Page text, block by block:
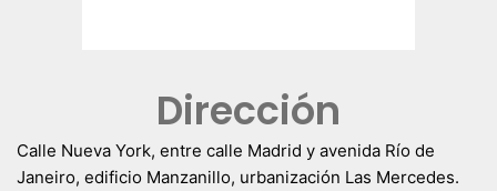
Dirección
Calle Nueva York, entre calle Madrid y avenida Río de
Janeiro, edificio Manzanillo, urbanización Las Mercedes.